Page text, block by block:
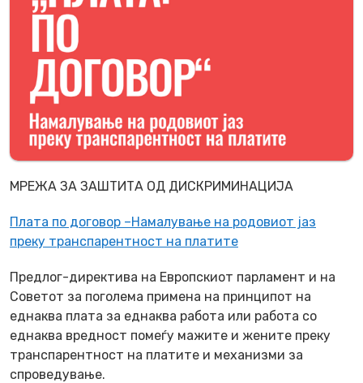
МРЕЖА ЗА ЗАШТИТА ОД ДИСКРИМИНАЦИЈА
Плата по договор –Намалување на родовиот јаз
преку транспарентност на платите
Предлог-директива на Европскиот парламент и на
Советот за поголема примена на принципот на
еднаква плата за еднаква работа или работа со
еднаква вредност помеѓу мажите и жените преку
транспарентност на платите и механизми за
спроведување.